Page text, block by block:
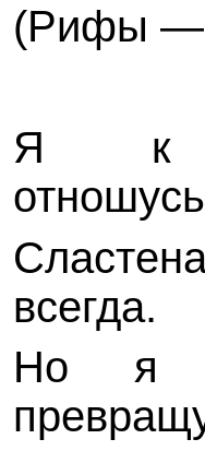
(Рифы —
Я к
всегда.
Но я